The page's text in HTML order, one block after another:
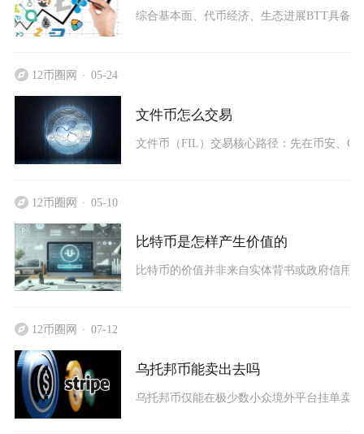
综合基本面、代币经济、生态进展BTT具备
12币圈网 05-24
文件币怎么交易
文件币（FIL）交易核心路径：先在币安、
12币圈网 05-10
比特币是怎样产生价值的
比特币的价值并非来自实体背书或政府信用
12币圈网 07-12
乌托邦币能卖出去吗
乌托邦币仅能在极少数小众境外平台挂单卖